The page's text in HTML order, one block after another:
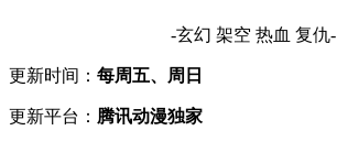
-玄幻 架空 热血 复仇-
更新时间： 每周五、周日
更新平台： 腾讯动漫独家